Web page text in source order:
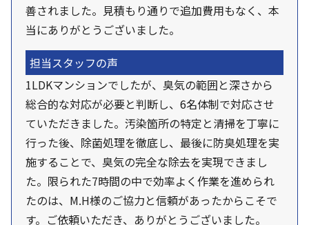
善されました。見積もり通りで追加費用もなく、本
当にありがとうございました。
担当スタッフの声
1LDKマンションでしたが、臭気の範囲と深さから
総合的な対応が必要と判断し、6名体制で対応させ
ていただきました。汚染箇所の特定と清掃を丁寧に
行った後、除菌処理を徹底し、最後に防臭処理を実
施することで、臭気の完全な除去を実現できまし
た。限られた7時間の中で効率よく作業を進められ
たのは、M.H様のご協力と信頼があったからこそで
す。ご依頼いただき、ありがとうございました。